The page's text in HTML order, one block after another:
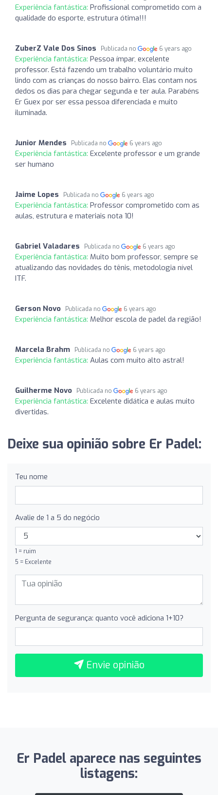
Experiência fantástica: Profissional comprometido com a
qualidade do esporte, estrutura ótima!!!
ZuberZ Vale Dos Sinos Publicada no 6 years ago
Experiência fantástica: Pessoa ímpar, excelente
professor. Está fazendo um trabalho voluntário muito
lindo com as crianças do nosso bairro. Elas contam nos
dedos os dias para chegar segunda e ter aula. Parabéns
Er Guex por ser essa pessoa diferenciada e muito
iluminada.
Junior Mendes Publicada no 6 years ago
Experiência fantástica: Excelente professor e um grande
ser humano
Jaime Lopes Publicada no 6 years ago
Experiência fantástica: Professor comprometido com as
aulas, estrutura e materiais nota 10!
Gabriel Valadares Publicada no 6 years ago
Experiência fantástica: Muito bom professor, sempre se
atualizando das novidades do tênis, metodologia nível
ITF.
Gerson Novo Publicada no 6 years ago
Experiência fantástica: Melhor escola de padel da região!
Marcela Brahm Publicada no 6 years ago
Experiência fantástica: Aulas com muito alto astral!
Guilherme Novo Publicada no 6 years ago
Experiência fantástica: Excelente didática e aulas muito
divertidas.
Deixe sua opinião sobre Er Padel:
Teu nome
Avalie de 1 a 5 do negócio
1 = ruim
5 = Excelente
Pergunta de segurança: quanto você adiciona 1+10?
Envie opinião
Er Padel aparece nas seguintes
listagens: